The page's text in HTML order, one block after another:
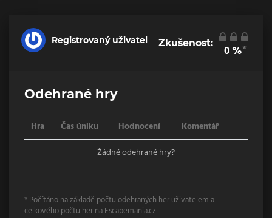
Registrovaný uživatel Zkušenost:
0%*
Odehrané hry
Hra Čas úniku Hodnocení
Komentář
Žádné odehrané hry?
* Počítáno na základě počtu odehraných her uživatelem a
celkového počtu her na Escapemania.cz